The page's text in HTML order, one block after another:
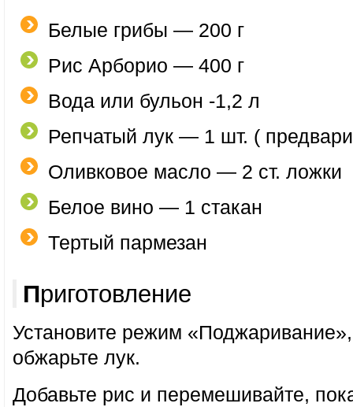
Белые грибы — 200 г
Рис Арборио — 400 г
Вода или бульон -1,2 л
Репчатый лук — 1 шт. (
Оливковое масло — 2 ст. ложки
Белое вино — 1 стакан
Тертый пармезан
Приготовление
Установите режим
обжарьте лук.
Добавьте рис и перемешивайте,